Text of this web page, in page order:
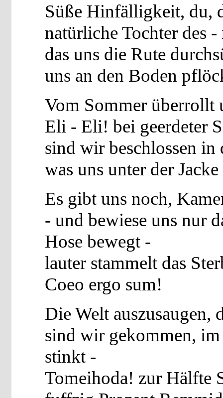
Süße Hinfälligkeit, du,
natürliche Tochter des
das uns die Rute
uns an den Boden
Vom Sommer überrollt
Eli - Eli! bei geerdeter
sind wir beschlossen in
was uns unter der
Es gibt uns noch,
- und bewiese uns nur
Hose bewegt -
lauter stammelt das
Coeo ergo sum!
Die Welt auszusaugen,
sind wir gekommen,
stinkt -
Tomeihoda! zur Hälfte